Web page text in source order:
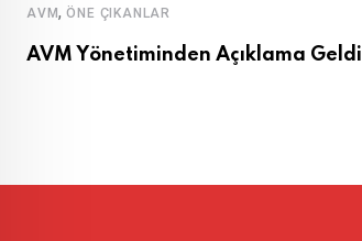
AVM,ÖNE ÇIKANLAR
AVM Yönetiminden Açıklama Geldi